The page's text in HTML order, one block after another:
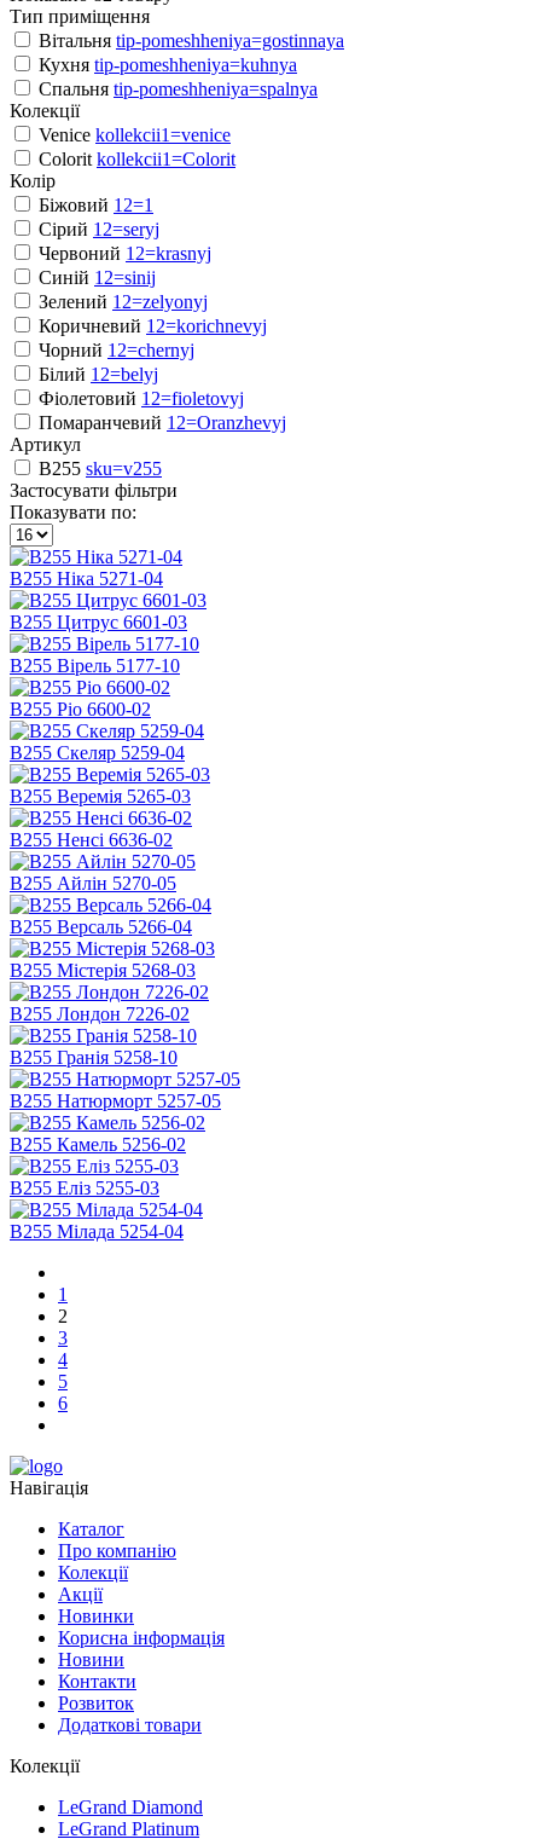
Тип приміщення
Вітальня tip-pomeshheniya=gostinnaya
Кухня tip-pomeshheniya=kuhnya
Спальня tip-pomeshheniya=spalnya
Колекції
Venice kollekcii1=venice
Colorit kollekcii1=Colorit
Колір
Біжовий 12=1
Сірий 12=seryj
Червоний 12=krasnyj
Синій 12=sinij
Зелений 12=zelyonyj
Коричневий 12=korichnevyj
Чорний 12=chernyj
Білий 12=belyj
Фіолетовий 12=fioletovyj
Помаранчевий 12=Oranzhevyj
Артикул
B255 sku=v255
Застосувати фільтри
Показувати по:
В255 Ніка 5271-04
В255 Цитрус 6601-03
В255 Вірель 5177-10
В255 Ріо 6600-02
В255 Скеляр 5259-04
В255 Веремія 5265-03
В255 Ненсі 6636-02
В255 Айлін 5270-05
В255 Версаль 5266-04
В255 Містерія 5268-03
В255 Лондон 7226-02
В255 Гранія 5258-10
В255 Натюрморт 5257-05
В255 Камель 5256-02
В255 Еліз 5255-03
В255 Мілада 5254-04
1
2
3
4
5
6
Навігація
Каталог
Про компанію
Колекції
Акції
Новинки
Корисна інформація
Новини
Контакти
Розвиток
Додаткові товари
Колекції
LeGrand Diamond
LeGrand Platinum